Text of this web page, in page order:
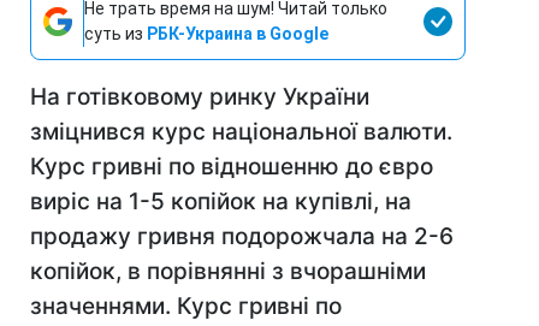
Не трать время на шум! Читай только
суть из РБК-Украина в Google
На готівковому ринку України
зміцнився курс національної валюти.
Курс гривні по відношенню до євро
виріс на 1-5 копійок на купівлі, на
продажу гривня подорожчала на 2-6
копійок, в порівнянні з вчорашніми
значеннями. Курс гривні по